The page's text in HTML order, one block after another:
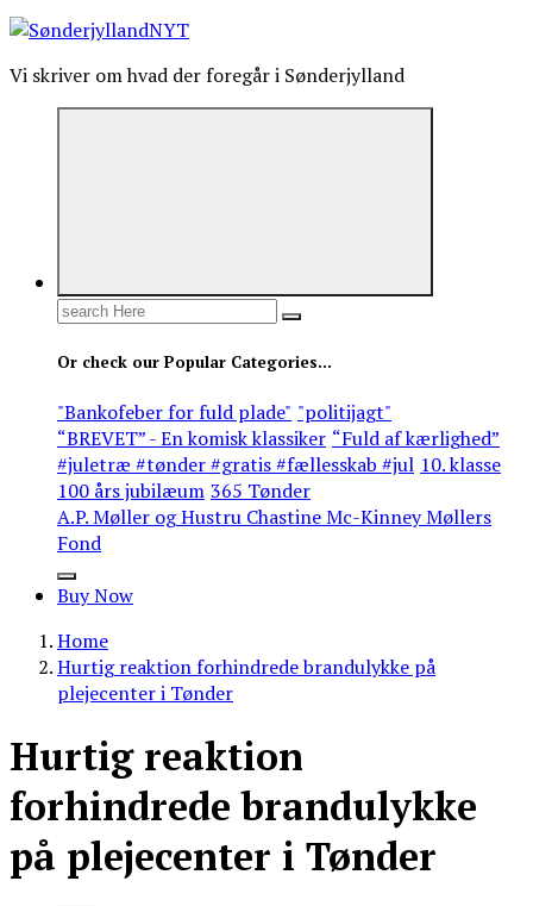
Vi skriver om hvad der foregår i Sønderjylland
Search
Or check our Popular Categories...
"Bankofeber for fuld plade" "politijagt"
“BREVET” - En komisk klassiker “Fuld af kærlighed”
#juletræ #tønder #gratis #fællesskab #jul 10. klasse
100 års jubilæum 365 Tønder
A.P. Møller og Hustru Chastine Mc-Kinney Møllers
Fond
Buy Now
Home
Hurtig reaktion forhindrede brandulykke på
plejecenter i Tønder
Hurtig reaktion
forhindrede brandulykke
på plejecenter i Tønder